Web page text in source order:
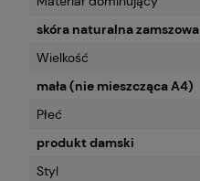
skóra naturalna zamszowa
Wielkość
mała (nie mieszcząca A4)
Płeć
produkt damski
Styl